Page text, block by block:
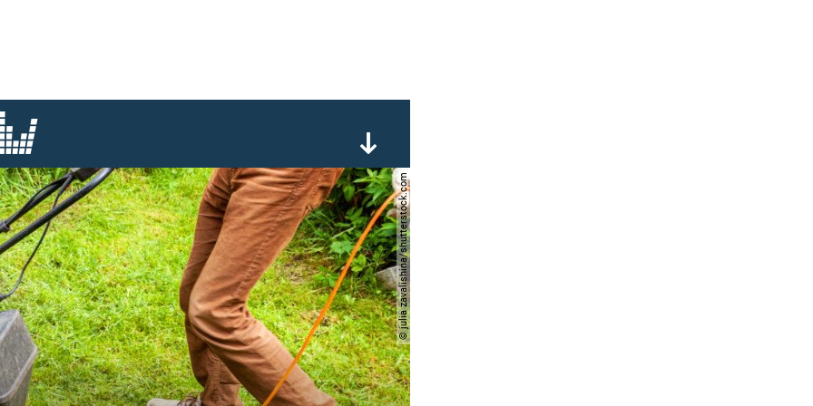
© julia zavalishina/shutterstock.com